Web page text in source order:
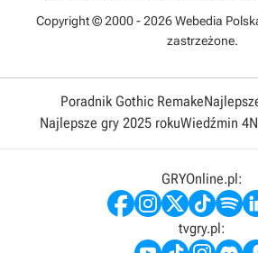
Copyright © 2000 - 2026 Webedia
zastrzeżone.
Poradnik Gothic Remake
Najlepsze gry 2025 rokuWiedźmin 4
GRYOnline.pl:
tvgry.pl: